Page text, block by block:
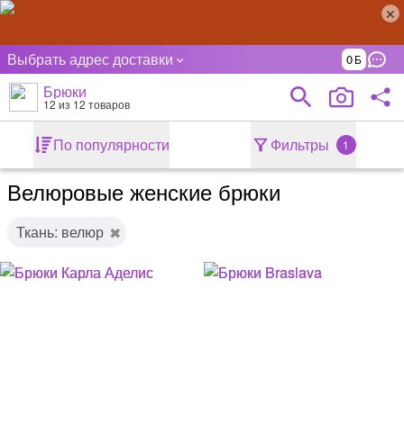
Выбрать адрес доставки 0
Брюки
12из 12 товаров
По популярности Фильтры 1
Велюровые женские брюки
Ткань: велюр